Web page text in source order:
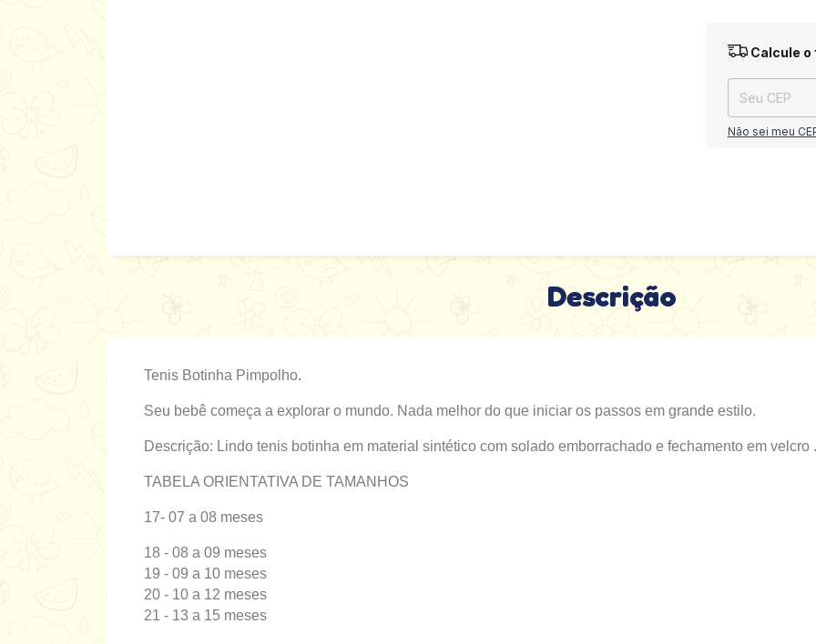
Entregas para o
Calcule o
Não sei meu
Descrição
Tenis Botinha Pimpolho.
Seu bebê começa a explorar o mundo. Nada melhor do que iniciar os passos em grande estilo.
Descrição: Lindo tenis botinha em material sintético com solado emborrachado e fechamento em velcro .
TABELA ORIENTATIVA DE TAMANHOS
17- 07 a 08 meses
18 - 08 a 09 meses
19 - 09 a 10 meses
20 - 10 a 12 meses
21 - 13 a 15 meses